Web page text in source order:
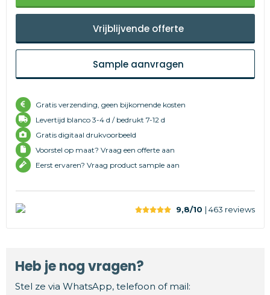
Vrijblijvende offerte
Sample aanvragen
Gratis verzending, geen bijkomende kosten
Levertijd blanco 3-4 d / bedrukt 7-12 d
Gratis digitaal drukvoorbeeld
Voorstel op maat? Vraag een offerte aan
Eerst ervaren? Vraag product sample aan
9,8/10 | 463 reviews
Heb je nog vragen?
Stel ze via WhatsApp, telefoon of mail: